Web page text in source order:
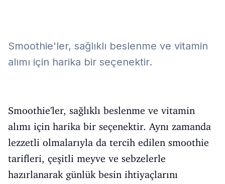
Smoothie'ler, sağlıklı beslenme ve vitamin
alımı için harika bir seçenektir.
Smoothie'ler, sağlıklı beslenme ve vitamin
alımı için harika bir seçenektir. Aynı zamanda
lezzetli olmalarıyla da tercih edilen smoothie
tarifleri, çeşitli meyve ve sebzelerle
hazırlanarak günlük besin ihtiyaçlarını